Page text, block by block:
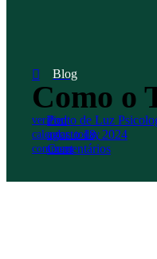
Blog
Como o
Ponto de Luz
agosto 18, 2024
Comentários